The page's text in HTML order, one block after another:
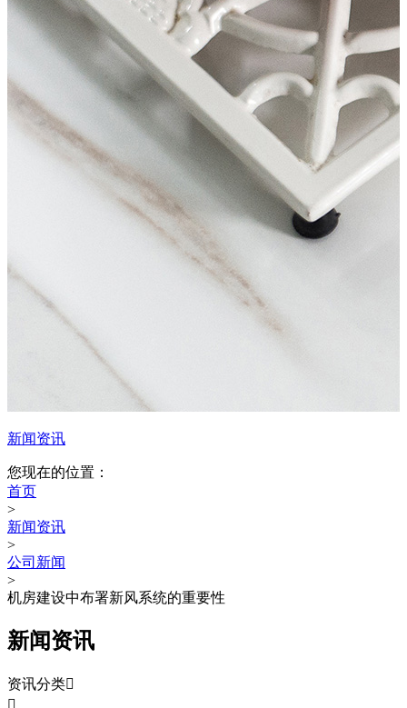
新闻资讯
您现在的位置：
首页
>
新闻资讯
>
公司新闻
>
机房建设中布署新风系统的重要性
新闻资讯
资讯分类
